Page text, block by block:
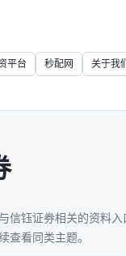
平台 秒配网 关于我们
信钰证券相关的资料
查看同类主题。